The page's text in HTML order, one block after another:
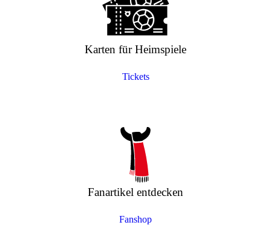
Karten für Heimspiele
Tickets
Fanartikel entdecken
Fanshop